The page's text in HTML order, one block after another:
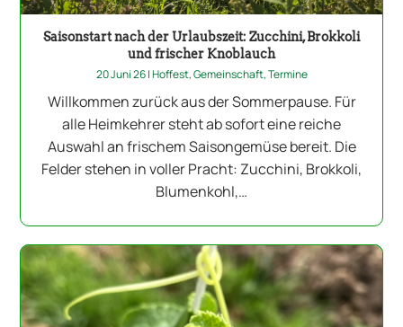
Saisonstart nach der Urlaubszeit: Zucchini, Brokkoli
und frischer Knoblauch
20 Juni 26|Hoffest,Gemeinschaft,Termine
Willkommen zurück aus der Sommerpause. Für
alle Heimkehrer steht ab sofort eine reiche
Auswahl an frischem Saisongemüse bereit. Die
Felder stehen in voller Pracht: Zucchini, Brokkoli,
Blumenkohl,…